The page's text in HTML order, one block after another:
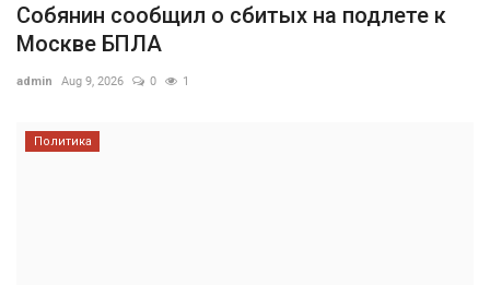
Собянин сообщил о сбитых на подлете к
Москве БПЛА
admin Aug 9, 2026 0 1
Политика